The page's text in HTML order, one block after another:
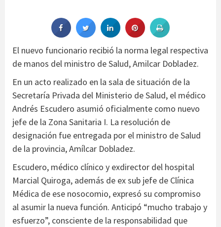
El nuevo funcionario recibió la norma legal respectiva
de manos del ministro de Salud, Amilcar Dobladez.
En un acto realizado en la sala de situación de la
Secretaría Privada del Ministerio de Salud, el médico
Andrés Escudero asumió oficialmente como nuevo
jefe de la Zona Sanitaria I. La resolución de
designación fue entregada por el ministro de Salud
de la provincia, Amílcar Dobladez.
Escudero, médico clínico y exdirector del hospital
Marcial Quiroga, además de ex sub jefe de Clínica
Médica de ese nosocomio, expresó su compromiso
al asumir la nueva función. Anticipó “mucho trabajo y
esfuerzo”, consciente de la responsabilidad que